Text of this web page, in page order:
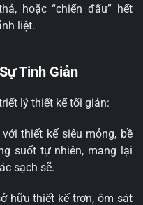
hoặc “chiến đấu” hết
liệt.
Tinh Giản
lý thiết kế tối giản:
thiết kế siêu mỏng, bề
suốt tự nhiên, mang lại
sạch sẽ.
hữu thiết kế trơn, ôm sát